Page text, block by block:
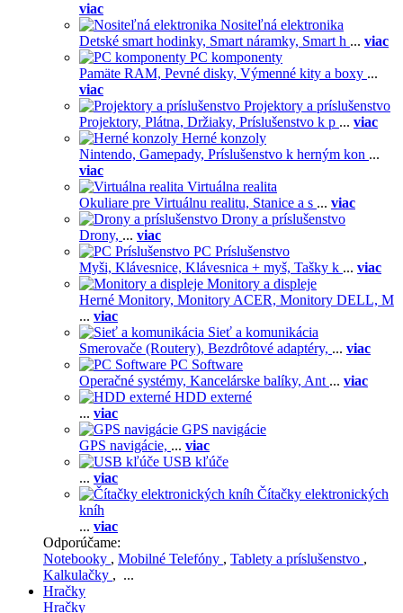
viac
Nositeľná elektronika
Detské smart hodinky, Smart náramky, Smart h ... viac
PC komponenty
Pamäte RAM, Pevné disky, Výmenné kity a boxy ...
viac
Projektory a príslušenstvo
Projektory, Plátna, Držiaky, Príslušenstvo k p ... viac
Herné konzoly
Nintendo, Gamepady, Príslušenstvo k herným kon ...
viac
Virtuálna realita
Okuliare pre Virtuálnu realitu, Stanice a s ... viac
Drony a príslušenstvo
Drony, ... viac
PC Príslušenstvo
Myši, Klávesnice, Klávesnica + myš, Tašky k ... viac
Monitory a displeje
Herné Monitory, Monitory ACER, Monitory DELL, M
... viac
Sieť a komunikácia
Smerovače (Routery), Bezdrôtové adaptéry, ... viac
PC Software
Operačné systémy, Kancelárske balíky, Ant ... viac
HDD externé
... viac
GPS navigácie
GPS navigácie, ... viac
USB kľúče
... viac
Čítačky elektronických
kníh
... viac
Odporúčame:
Notebooky , Mobilné Telefóny , Tablety a príslušenstvo ,
Kalkulačky , ...
Hračky
Hračky